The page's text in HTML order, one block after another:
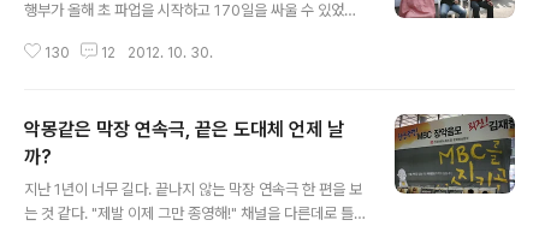
행부가 올해 초 파업을 시작하고 170일을 싸울 수 있었던
점거 농성을 했다면 체력이 떨어져 절대 6개월씩 파업을
는 평소의 지론 때문이다. 나는 드라마 피디로서 체력을 관
리하기 위해 술 담배 커피를 하지 않는다. 나의 기분을 다른
무언가의 도움을 통해 더 좋아지게 한다는 것을 믿지 않는
다. 마음만 먹으면 언제든지 기분 정도는 조절할 수 있어야
130 12 2012. 10. 30.
악몽같은 막장 연속극, 끝은 도대체 언제 날
까?
지난 1년이 너무 길다. 끝나지 않는 막장 연속극 한 편을 보
는 것 같다. "제발 이제 그만 종영해!" 채널을 다른데로 틀